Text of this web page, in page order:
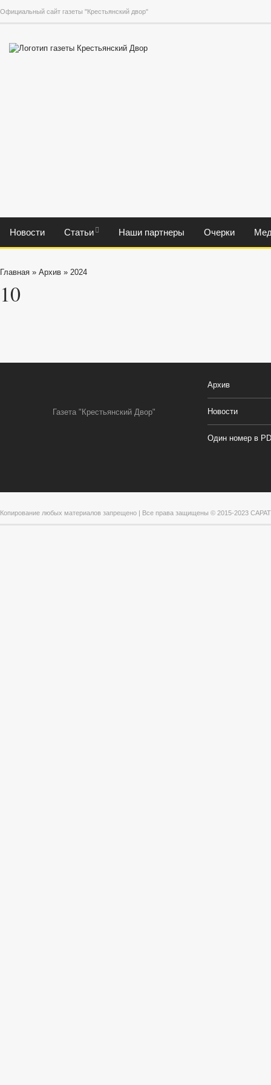
Официальный сайт газеты "Крестьянский двор"
Новости Статьи Наши партнеры Очерки
Главная » Архив » 2024
10
Газета "Крестьянский Двор"
Архив
Новости
Один номер в
Копирование любых материалов запрещено | Все права защищены © 2015-2023